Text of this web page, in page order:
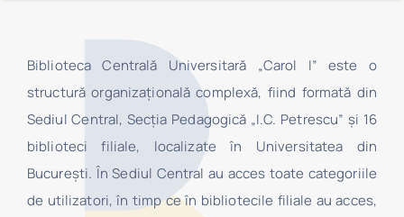
Biblioteca Centrală Universitară „Carol I” este o
structură organizaţională complexă, fiind formată din
Sediul Central, Secţia Pedagogică „I.C. Petrescu” şi 16
biblioteci filiale, localizate în Universitatea din
Bucureşti. În Sediul Central au acces toate categoriile
de utilizatori, în timp ce în bibliotecile filiale au acces,